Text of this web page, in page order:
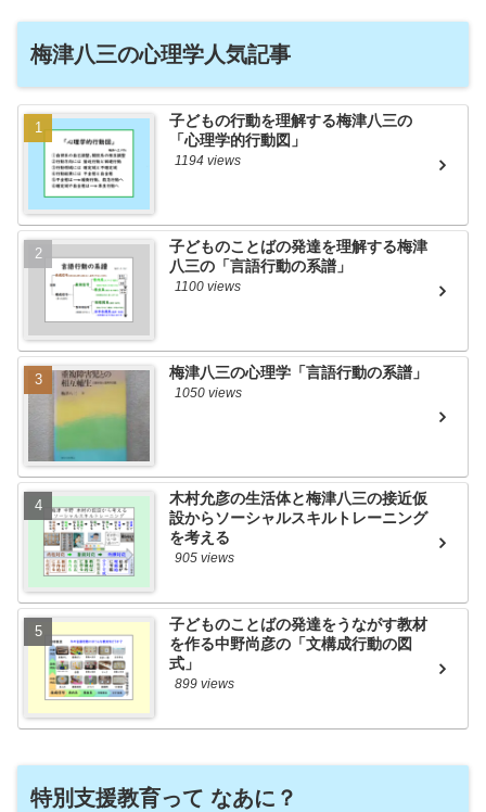
梅津八三の心理学人気記事
子どもの行動を理解する梅津八三の
「心理学的行動図」
1194 views
子どものことばの発達を理解する梅津
八三の「言語行動の系譜」
1100 views
梅津八三の心理学「言語行動の系譜」
1050 views
木村允彦の生活体と梅津八三の接近仮
設からソーシャルスキルトレーニング
を考える
905 views
子どものことばの発達をうながす教材
を作る中野尚彦の「文構成行動の図
式」
899 views
特別支援教育って なあに？